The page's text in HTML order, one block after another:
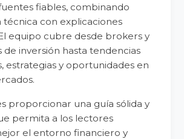
fiables, combinando
con explicaciones
equipo cubre desde brokers y
de inversión hasta tendencias
estrategias y oportunidades en
proporcionar una guía sólida y
permita a los lectores
el entorno financiero y